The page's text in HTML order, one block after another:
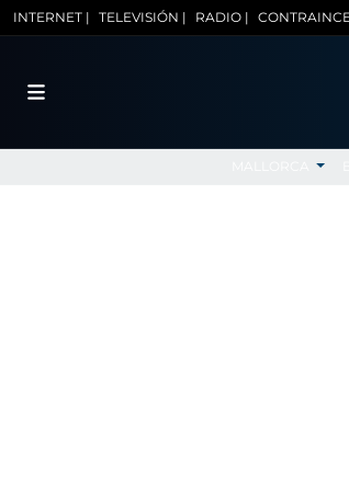
INTERNET | TELEVISIÓN | RADIO |